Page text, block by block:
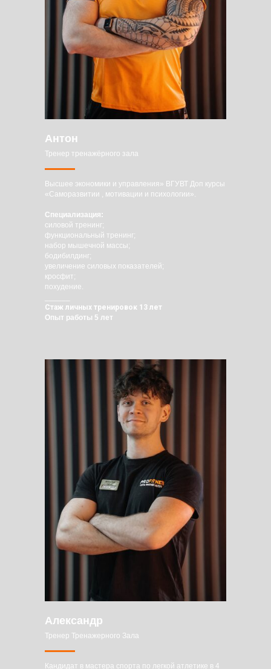
Антон
Тренер тренажёрного зала
Высшее экономики и управления» ВГУВТ Доп курсы
«Саморазвитии , мотивации и психологии».
Специализация:
силовой тренинг;
функциональный тренинг;
набор мышечной массы;
бодибилдинг;
увеличение силовых показателей;
кросфит;
похудение.
Стаж личных тренировок 13 лет
Опыт работы 5 лет
Александр
Тренер Тренажерного Зала
Кандидат в мастера спорта по легкой атлетике в 4